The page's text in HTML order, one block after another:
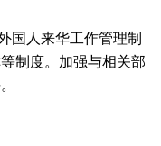
国人来华工作管理制
制度。加强与相关部